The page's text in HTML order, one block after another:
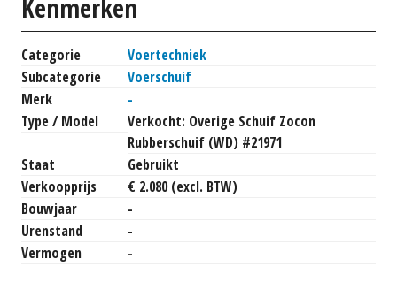
Kenmerken
Categorie
Voertechniek
Subcategorie
Voerschuif
Merk
-
Type / Model
Verkocht: Overige Schuif Zocon
Rubberschuif (WD) #21971
Staat
Gebruikt
Verkoopprijs
€ 2.080 (excl. BTW)
Bouwjaar
-
Urenstand
-
Vermogen
-